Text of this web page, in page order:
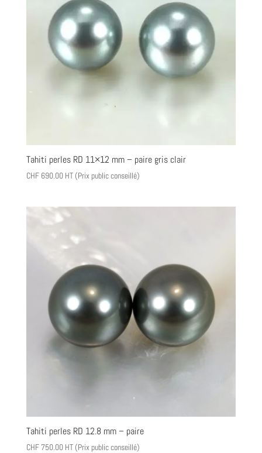
Tahiti perles RD 11×12 mm – paire gris clair
CHF690.00 HT (Prix public conseillé)
Tahiti perles RD 12.8 mm – paire
CHF750.00 HT (Prix public conseillé)